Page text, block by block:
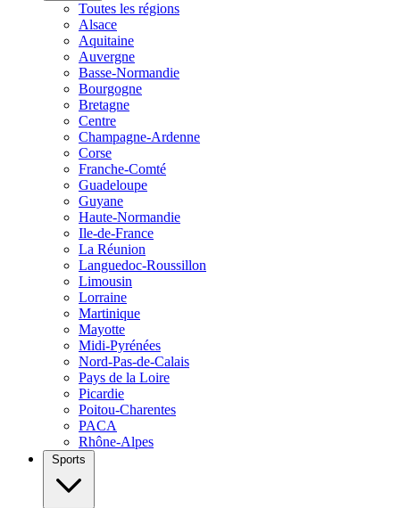
Toutes les régions
Alsace
Aquitaine
Auvergne
Basse-Normandie
Bourgogne
Bretagne
Centre
Champagne-Ardenne
Corse
Franche-Comté
Guadeloupe
Guyane
Haute-Normandie
Ile-de-France
La Réunion
Languedoc-Roussillon
Limousin
Lorraine
Martinique
Mayotte
Midi-Pyrénées
Nord-Pas-de-Calais
Pays de la Loire
Picardie
Poitou-Charentes
PACA
Rhône-Alpes
Sports